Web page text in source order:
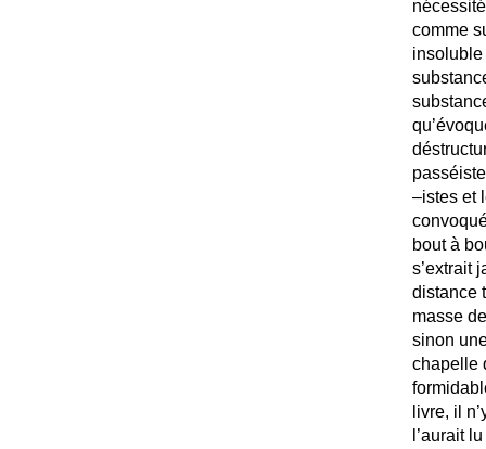
comme
insoluble
–istes et
bout à
s’extrait
distance
masse
sinon
chapelle
livre, il
l’aurait